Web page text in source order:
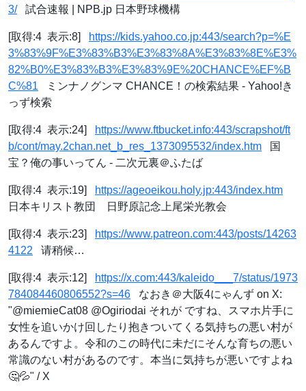
3/試合速報 | NPB.jp 日本野球機構
[取得:4 表示:8]
https://kids.yahoo.co.jp:443/search?p=%E
3%83%9F%E3%83%B3%E3%83%8A%E3%83%8E%E3%
82%B0%E3%83%B3%E3%83%9E%20CHANCE%EF%B
C%81 ミンナノグンマ CHANCE！の検索結果 - Yahoo!き
っず検索
[取得:4 表示:24]
https://www.ftbucket.info:443/scrapshot/ft
b/cont/may.2chan.net_b_res_1373095532/index.htm 国
宝？俺の事いってん - 二次元裏＠ふたば
[取得:4 表示:19]
https://ageoeikou.holy.jp:443/index.htm
日本キリスト教団 日野原記念上尾栄光教会
[取得:4 表示:23]
https://www.patreon.com:443/posts/14263
4122 请稍候…
[取得:4 表示:12]
https://x.com:443/kaleido___7/status/1973
784084460806552?s=46 なおき＠大阪4にゃんず on X:
"@miemieCat08 @Ogiriodai それが ですね、スマホ片手に
女性を追いかけ回したり抱きついてくる気持ちの悪い村が
あるんですよ。令和のこの時代に未だにそんな育ちの悪い
常識のない村があるのです。本当に気持ちが悪いですよね
🤔💦" / X